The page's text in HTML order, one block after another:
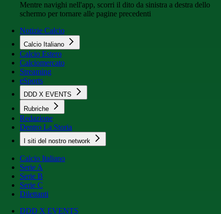
Mentre navighi nell'app, scorri il dito da sinistra a destra dello
schermo per tornare alle pagine precedenti
Notizie Calcio
Calcio Italiano
Calcio Estero
Calciomercato
Streaming
eSports
DDD X EVENTS
Rubriche
Redazione
Dentro La Storia
I siti del nostro network
Calcio Italiano
Serie A
Serie B
Serie C
Dilettanti
DDD X EVENTS